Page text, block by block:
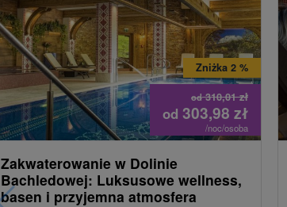
od310,01zł
Zniżka 2 %
od 303,98 zł
/noc/osoba
Zakwaterowanie w Dolinie
Bachledowej: Luksusowe wellness,
basen i przyjemna atmosfera